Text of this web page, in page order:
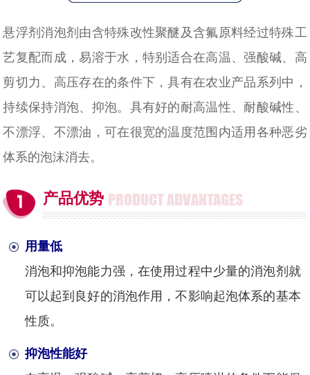
悬浮剂消泡剂由含特殊改性聚醚及含氟原料经过特殊工
艺复配而成，易溶于水，特别适合在高温、强酸碱、高
剪切力、高压存在的条件下，具有在农业产品系列中，
持续保持消泡、抑泡。具有好的耐高温性、耐酸碱性、
不漂浮、不漂油，可在很宽的温度范围内适用各种恶劣
体系的泡沫消去。
产品优势 PRODUCT ADVANTAGES
用量低
消泡和抑泡能力强，在使用过程中少量的消泡剂就
可以起到良好的消泡作用，不影响起泡体系的基本
性质。
抑泡性能好